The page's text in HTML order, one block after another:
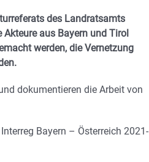
des Landratsamts
aus Bayern und Tirol
werden, die Vernetzung
dokumentieren die Arbeit von
Bayern – Österreich 2021-